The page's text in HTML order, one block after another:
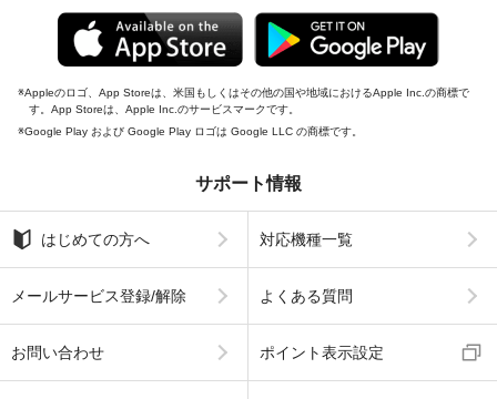
Appleのロゴ、App Storeは、米国もしくはその他の国や地域におけるApple Inc.の商標で
す。App Storeは、Apple Inc.のサービスマークです。
Google Play および Google Play ロゴは Google LLC の商標です。
サポート情報
はじめての方へ 対応機種一覧
メールサービス登録/解除 よくある質問
お問い合わせ ポイント表示設定